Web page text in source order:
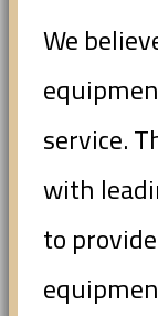
We
with
to